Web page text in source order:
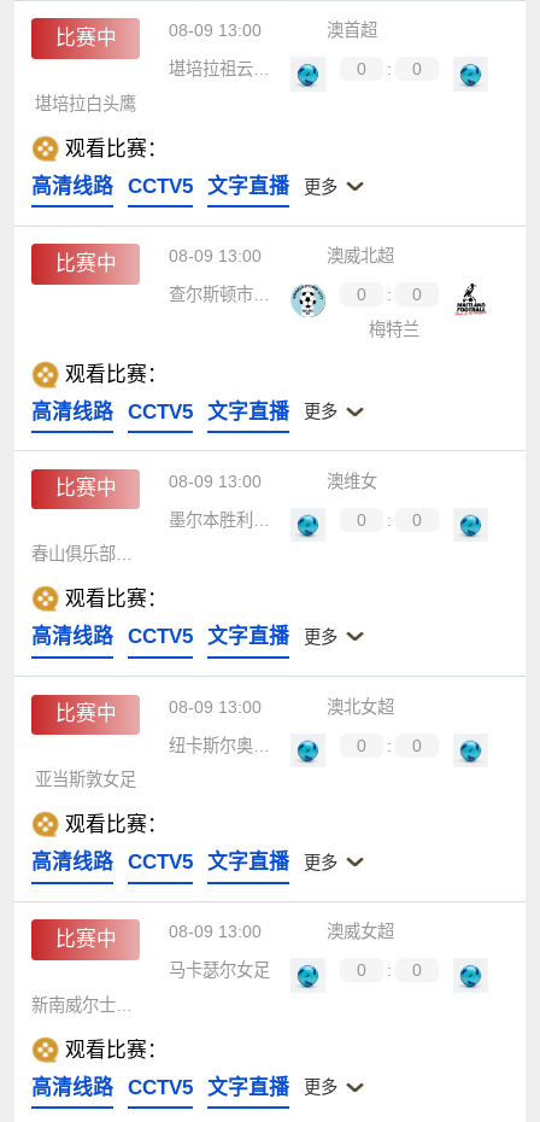
比赛中 08-09 13:00
澳首超
堪培拉祖云达斯
0 :
0
堪培拉白头鹰
观看比赛：
高清线路
CCTV5 文字直播 更多
比赛中 08-09 13:00
澳威北超
查尔斯顿市布鲁斯
0 :
0
梅特兰
观看比赛：
高清线路
CCTV5 文字直播 更多
比赛中 08-09 13:00
澳维女
0 :
0
春山俱乐部女足
观看比赛：
高清线路
CCTV5 文字直播 更多
比赛中 08-09 13:00
澳北女超
纽卡斯尔奥林女足
0 :
0
亚当斯敦女足
观看比赛：
高清线路
CCTV5 文字直播 更多
比赛中 08-09 13:00
澳威女超
马卡瑟尔女足
0 :
0
观看比赛：
高清线路
CCTV5 文字直播 更多